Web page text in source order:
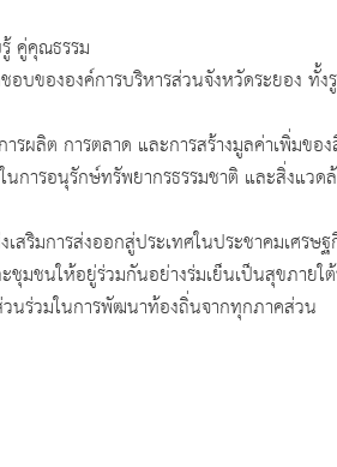
คู่คุณธรรม
ององค์การบริหารส่วนจังหวัดระยอง ทั้ง
ลิต การตลาด และการสร้างมูลค่าเพิ่มขอ
รอนุรักษ์ทรัพยากรธรรมชาติ และสิ่งแวด
มการส่งออกสู่ประเทศในประชาคมเศรษฐ
นให้อยู่ร่วมกันอย่างร่มเย็นเป็นสุขภายใ
ร่วมในการพัฒนาท้องถิ่นจากทุกภาคส่วน